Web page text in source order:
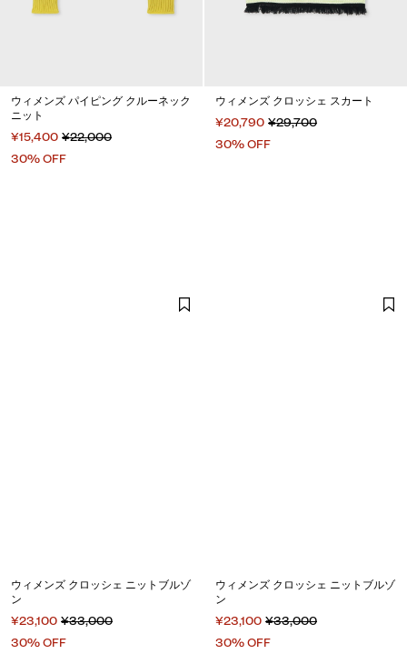
ウィメンズ パイピング クルーネック
ニット
¥15,400 ¥22,000
30% OFF
ウィメンズ クロッシェ スカート
¥20,790 ¥29,700
30% OFF
ウィメンズ クロッシェ ニットブルゾ
ン
¥23,100 ¥33,000
30% OFF
ウィメンズ クロッシェ ニットブルゾ
ン
¥23,100 ¥33,000
30% OFF